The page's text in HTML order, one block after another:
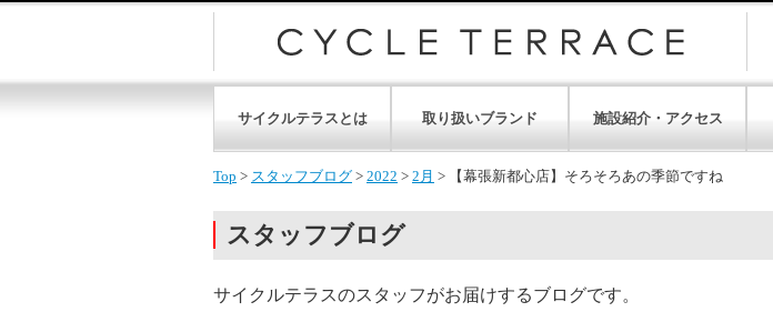
サイクルテラスとは 取り扱いブランド 施設紹介・アクセス
Top > スタッフブログ > 2022 > 2月 > 【幕張新都心店】そろそろあの季節ですね
スタッフブログ
サイクルテラスのスタッフがお届けするブログです。